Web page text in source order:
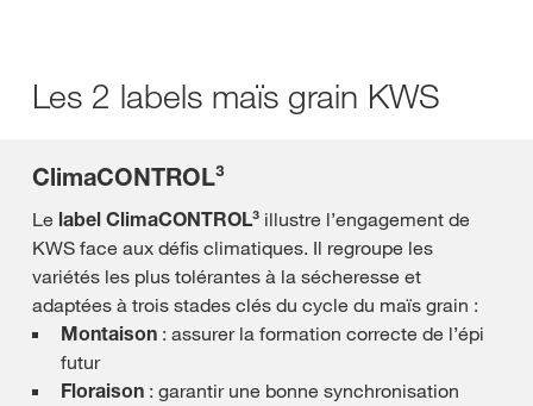
Les 2 labels maïs grain KWS
ClimaCONTROL³
Le label ClimaCONTROL³ illustre l’engagement de
KWS face aux défis climatiques. Il regroupe les
variétés les plus tolérantes à la sécheresse et
adaptées à trois stades clés du cycle du maïs grain :
Montaison : assurer la formation correcte de l’épi
futur
Floraison : garantir une bonne synchronisation